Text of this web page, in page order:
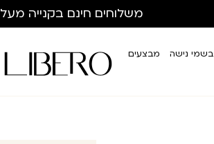
משלוחים חינם בקנייה מעל 299 ש”ח
בשמי נישה מבצעים